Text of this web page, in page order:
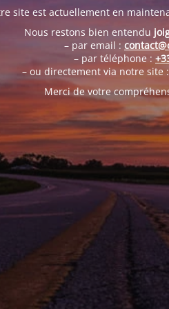
site est actuellement en
Nous restons bien entendu
– par email :
– par téléphone :
– ou directement via notre site :
Merci de votre